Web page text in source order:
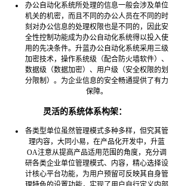
办公自动化系统所处理的信息一般会涉及单位
机关的机密，而且不同的办公人员在不同的时
刻对办公信息的处理权限也是不同的，因此安
全性控制功能成为办公自动化系统得以投入使
用的先决条件。升蓝办公自动化系统采用三级
加密技术，操作系统级（配合防火墙软件）、
数据级（数据加密）、用户级（安全权限的划
分限制）。为企业信息的安全畅通提供了有力
保障。
灵活的系统体系构架：
各类型单位虽然管理模式多种多样，但究其管
理内容，大同小易，在产品化开发中，升蓝
OA注意从提高产品适用范围的角度，充分调
研各类企业单位管理模式、内容，精心选择设
计核心平台功能，为用户预留可反映其自身管